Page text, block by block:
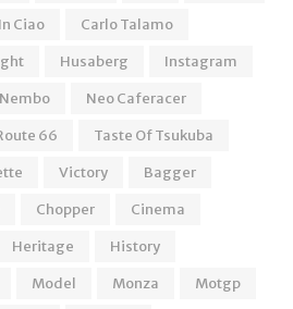
Ciao
Carlo Talamo
Husaberg
Instagram
Nembo
Neo Caferacer
66
Taste Of Tsukuba
Victory
Bagger
Chopper
Cinema
Heritage
History
Model Monza Motgp